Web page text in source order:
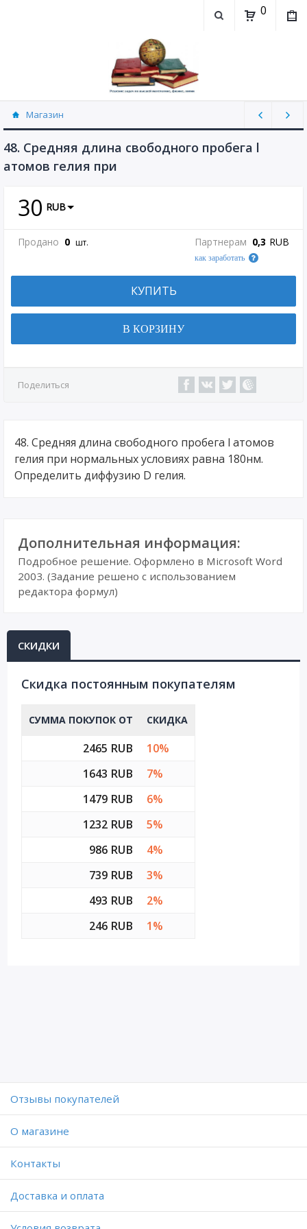
0
Магазин
Физика, химия (рассылаю Doc+PDF) (8689)
48. Средняя длина свободного пробега l
атомов гелия при
30 RUB
Продано 0 шт. Партнерам 0,3 RUB
как заработать
КУПИТЬ
В КОРЗИНУ
Поделиться
48. Средняя длина свободного пробега l атомов
гелия при нормальных условиях равна 180нм.
Определить диффузию D гелия.
Дополнительная информация:
Подробное решение. Оформлено в Microsoft Word
2003. (Задание решено с использованием
редактора формул)
СКИДКИ
Cкидка постоянным покупателям
СУММА ПОКУПОК ОТ СКИДКА
2465 RUB
10%
1643 RUB
7%
1479 RUB
6%
1232 RUB
5%
986 RUB
4%
739 RUB
3%
493 RUB
2%
246 RUB
1%
Отзывы покупателей
O магазине
Контакты
Доставка и оплата